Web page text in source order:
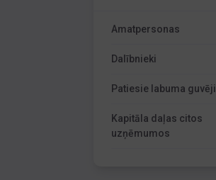
Amatpersonas
Dalībnieki
Patiesie labuma guvēji
Kapitāla daļas citos
uzņēmumos